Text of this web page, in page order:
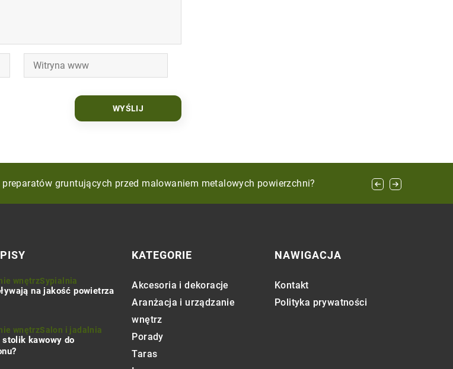
za pomocą geometrycznych wzorów inspirowanych sztuką abstrakcyjną?
gruntujących przed malowaniem metalowych powierzchni?
podczas remontu?
wnętrzSypialnia
na jakość powietrza
wnętrzSalon i jadalnia
kawowy do
KATEGORIE
Akcesoria i dekoracje
Aranżacja i urządzanie
wnętrz
Porady
Taras
NAWIGACJA
Kontakt
Polityka prywatności